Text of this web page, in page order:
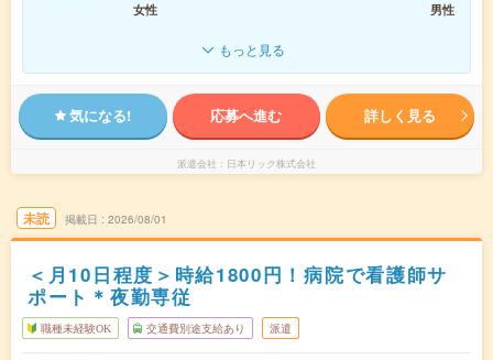
女性
男性
もっと見る
気になる! 応募へ進む 詳しく見る
派遣会社 日本リック株式会社
未読 掲載日 2026/08/01
＜月10日程度＞時給1800円！病院で看護師サ
ポート＊夜勤専従
職種未経験OK 交通費別途支給あり 派遣